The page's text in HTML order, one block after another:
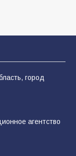
самом
город
агентство